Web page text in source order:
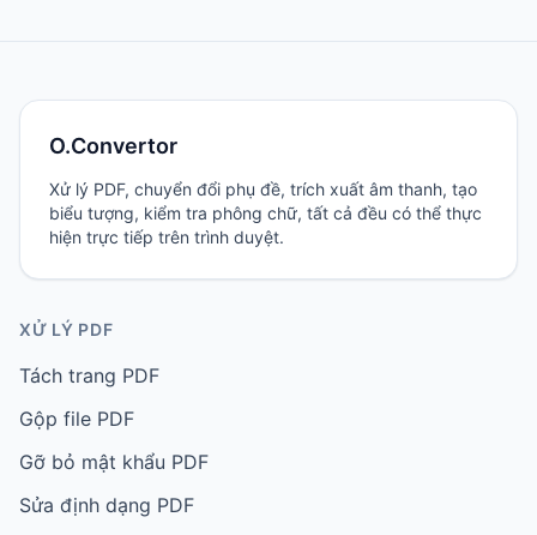
O.Convertor
Xử lý PDF, chuyển đổi phụ đề, trích xuất âm thanh, tạo
biểu tượng, kiểm tra phông chữ, tất cả đều có thể thực
hiện trực tiếp trên trình duyệt.
XỬ LÝ PDF
Tách trang PDF
Gộp file PDF
Gỡ bỏ mật khẩu PDF
Sửa định dạng PDF